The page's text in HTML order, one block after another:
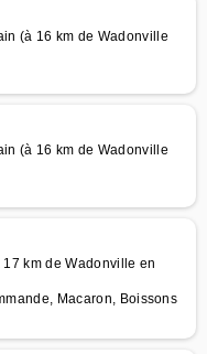
(à 16 km de Wadonville
(à 16 km de Wadonville
km de Wadonville en
Macaron, Boissons